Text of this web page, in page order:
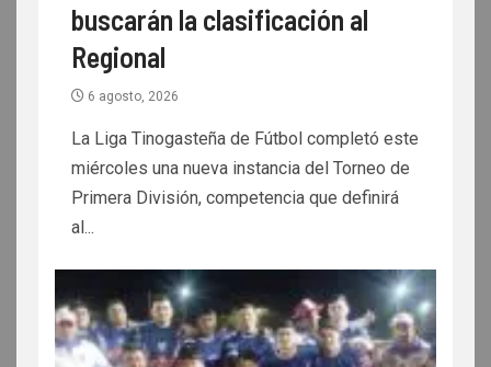
buscarán la clasificación al
Regional
6 agosto, 2026
La Liga Tinogasteña de Fútbol completó este
miércoles una nueva instancia del Torneo de
Primera División, competencia que definirá
al...